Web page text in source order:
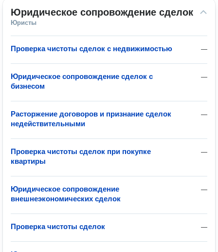
Юридическое сопровождение сделок
Юристы
—
Проверка чистоты сделок с недвижимостью
—
Юридическое сопровождение сделок с
бизнесом
—
Расторжение договоров и признание сделок
недействительными
—
Проверка чистоты сделок при покупке
квартиры
—
Юридическое сопровождение
внешнеэкономических сделок
—
Проверка чистоты сделок